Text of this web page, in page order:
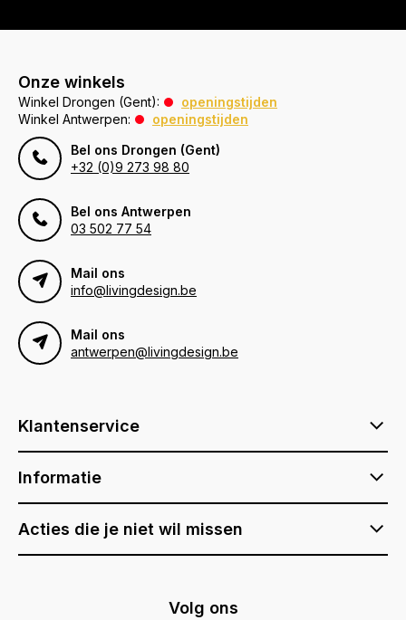
Onze winkels
Winkel Drongen (Gent):
openingstijden
Winkel Antwerpen:
openingstijden
Bel ons Drongen (Gent)
+32 (0)9 273 98 80
Bel ons Antwerpen
03 502 77 54
Mail ons
info@livingdesign.be
Mail ons
antwerpen@livingdesign.be
Klantenservice
Informatie
Acties die je niet wil missen
Volg ons